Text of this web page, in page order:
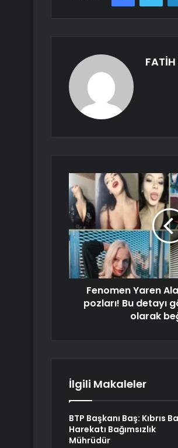
FATİH
Fenomen Yaren
pozları! Bu detayı
olarak
İlgili Makaleler
BTP Başkanı Baş: Kıbrıs
Harekatı Bağımsızlık
Mührüdür